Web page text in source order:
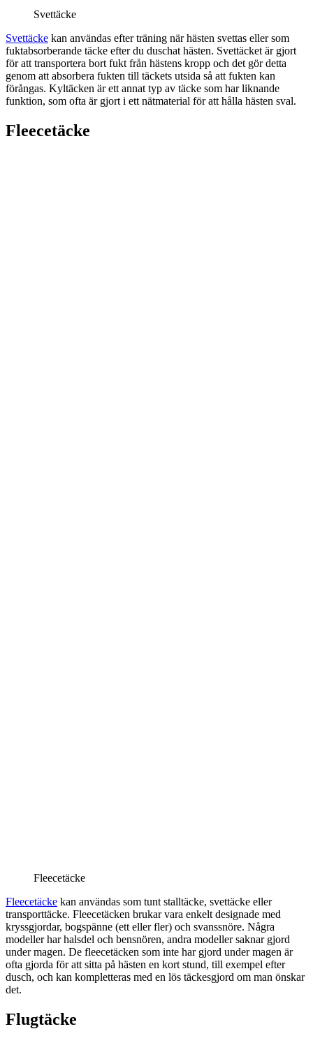
Svettäcke
Svettäcke kan användas efter träning när hästen svettas eller som
fuktabsorberande täcke efter du duschat hästen. Svettäcket är gjort
för att transportera bort fukt från hästens kropp och det gör detta
genom att absorbera fukten till täckets utsida så att fukten kan
förångas. Kyltäcken är ett annat typ av täcke som har liknande
funktion, som ofta är gjort i ett nätmaterial för att hålla hästen sval.
Fleecetäcke
Fleecetäcke
Fleecetäcke kan användas som tunt stalltäcke, svettäcke eller
transporttäcke. Fleecetäcken brukar vara enkelt designade med
kryssgjordar, bogspänne (ett eller fler) och svanssnöre. Några
modeller har halsdel och bensnören, andra modeller saknar gjord
under magen. De fleecetäcken som inte har gjord under magen är
ofta gjorda för att sitta på hästen en kort stund, till exempel efter
dusch, och kan kompletteras med en lös täckesgjord om man önskar
det.
Flugtäcke